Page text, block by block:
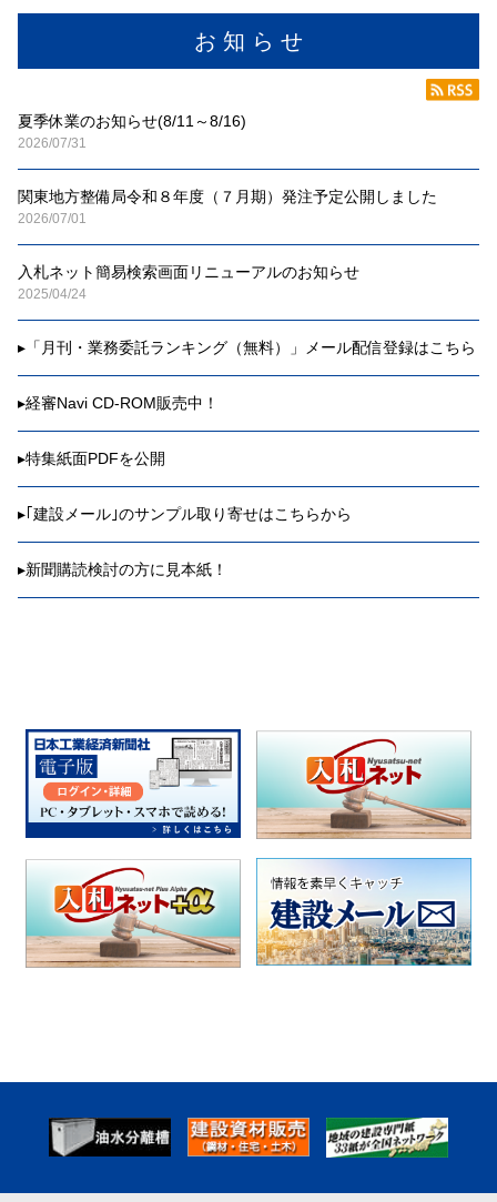
お 知 ら せ
夏季休業のお知らせ(8/11～8/16)
2026/07/31
関東地方整備局令和８年度（７月期）発注予定公開しました
2026/07/01
入札ネット簡易検索画面リニューアルのお知らせ
2025/04/24
▸ 「月刊・業務委託ランキング（無料）」メール配信登録はこちら
▸経審Navi CD-ROM販売中！
▸特集紙面PDFを公開
▸｢建設メール｣のサンプル取り寄せはこちらから
▸新聞購読検討の方に見本紙！